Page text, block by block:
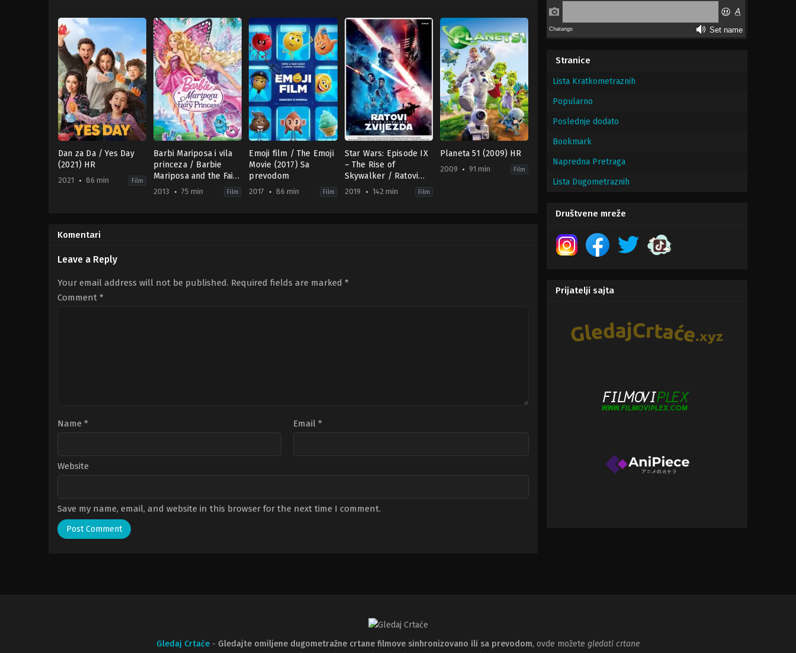
Dan za Da / Yes Day
(2021) HR
2021 86 min Film
03-
12
Arteta
Barbi Mariposa i vila
princeza / Barbie
Mariposa and the Fairy
Princess 25 Film
2013 75 min Film
Emoji film / The Emoji
Movie (2017) Sa
prevodom
2017 86 min Film
Star Wars: Episode IX
– The Rise of
Skywalker / Ratovi
zvijezda: Epizoda IX –
Uspon Skywalkera
2019 142 min Film
Planeta 51 (2009) HR
2009 91 min Film
Komentari
Leave a Reply
Your email address will not be published. Required fields are marked *
Comment *
Name * Email *
Website
Save my name, email, and website in this browser for the next time I comment.
Stranice
Lista Kratkometraznih
Popularno
Poslednje dodato
Bookmark
Napredna Pretraga
Lista Dugometraznih
Društvene mreže
Prijatelji sajta
Gledaj Crtaće - Gledajte omiljene dugometražne crtane filmove sinhronizovano ili sa prevodom, ovde možete gledati crtane